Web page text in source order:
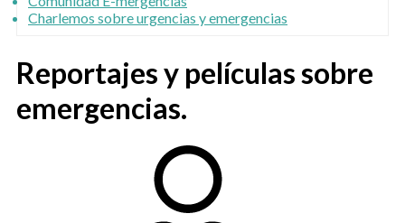
Charlemos sobre urgencias y emergencias
Reportajes y películas sobre
emergencias.